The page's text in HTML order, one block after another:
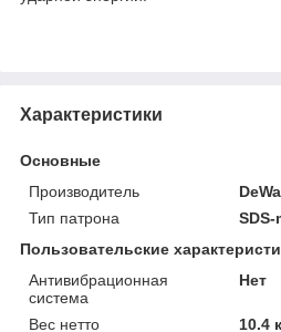
Характеристики
Основные
Производитель
Тип патрона
SDS-
Пользовательские
Антивибрационная
система
Нет
Вес нетто
10.4